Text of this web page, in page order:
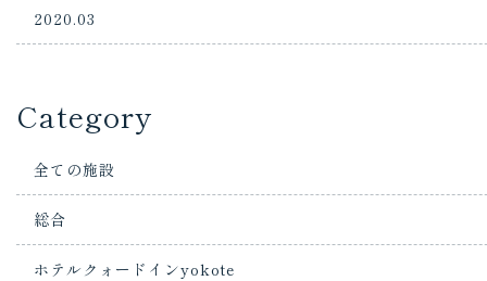
2020.03
Category
全ての施設
総合
ホテルクォードインyokote